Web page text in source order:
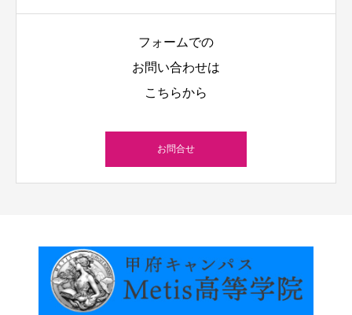
フォームでの
お問い合わせは
こちらから
お問合せ